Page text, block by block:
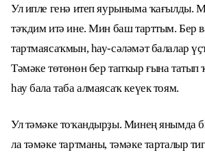
Ул ипле генә итеп яурыныма ҡағылды.
тәҡдим итә ине. Мин баш тарттым. Бер
тартмаясаҡмын, һау-сәләмәт балалар
Тәмәке төтөнөн бер тапҡыр ғына татып
һау бала таба алмаясаҡ кеүек тоям.
Ул тәмәке тоҡандырҙы. Минең янымда
ла тәмәке тартманы, тәмәке тарталыр